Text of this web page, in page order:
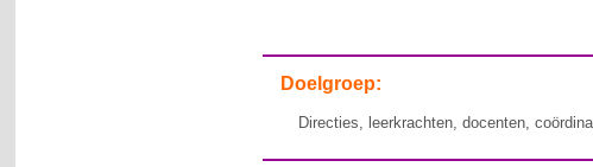
Doelgroep:
Directies, leerkrachten, docenten,